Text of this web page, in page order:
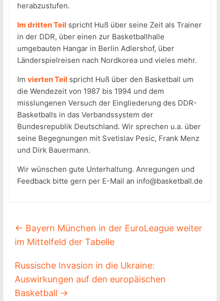
herabzustufen.
Im dritten Teilspricht Huß über seine Zeit als Trainer
in der DDR, über einen zur Basketballhalle
umgebauten Hangar in Berlin Adlershof, über
Länderspielreisen nach Nordkorea und vieles mehr.
Im vierten Teilspricht Huß über den Basketball um
die Wendezeit von 1987 bis 1994 und dem
misslungenen Versuch der Eingliederung des DDR-
Basketballs in das Verbandssystem der
Bundesrepublik Deutschland. Wir sprechen u.a. über
seine Begegnungen mit Svetislav Pesic, Frank Menz
und Dirk Bauermann.
Wir wünschen gute Unterhaltung. Anregungen und
Feedback bitte gern per E-Mail an info@basketball.de
← Bayern München in der EuroLeague weiter
im Mittelfeld der Tabelle
Russische Invasion in die Ukraine:
Auswirkungen auf den europäischen
Basketball →